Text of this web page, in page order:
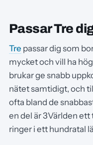
Passar Tre
Tre passar dig som
mycket och vill ha
brukar ge snabb
nätet samtidigt, och
ofta bland de
en del är 3Världen
ringer i ett hundratal